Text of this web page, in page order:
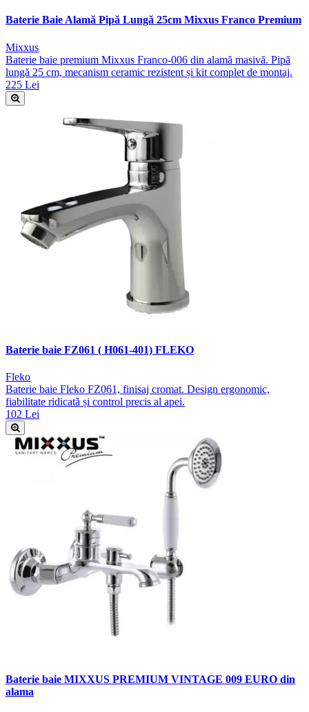
Baterie Baie Alamă Pipă Lungă 25cm Mixxus Franco Premium
Mixxus
Baterie baie premium Mixxus Franco-006 din alamă masivă. Pipă
lungă 25 cm, mecanism ceramic rezistent și kit complet de montaj.
225 Lei
Baterie baie FZ061 ( H061-401) FLEKO
Fleko
Baterie baie Fleko FZ061, finisaj cromat. Design ergonomic,
fiabilitate ridicată și control precis al apei.
102 Lei
Baterie baie MIXXUS PREMIUM VINTAGE 009 EURO din
alama